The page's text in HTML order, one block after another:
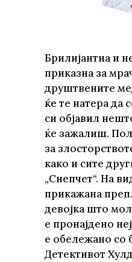
Брилијантна и
приказна за
друштвените
ќе те натера да
си објавил
ќе зажалиш.
за
како и сите
„Снепчет“. На
прикажана
девојка што
е пронајдено
е обележано со
Детективот